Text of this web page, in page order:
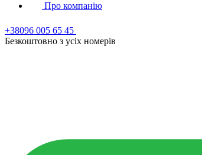
Про компанію
+38096 005 65 45
Безкоштовно з усiх номерiв